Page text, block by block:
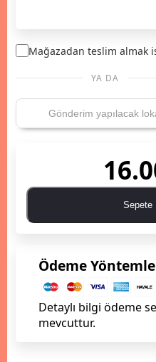
Mağazadan teslim almak
YA DA
Sepete
Ödeme
Detaylı bilgi ödeme
mevcuttur.